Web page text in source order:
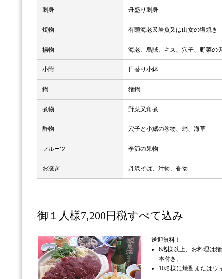
刺身 舟盛り刺身
焼物 有頭海老又岩魚又は山女の塩焼き
揚物 海老、烏賊、キス、穴子、野菜の
小附 日替り小鉢
鍋 猪鍋
煮物 野菜又角煮
酢物 穴子と小鰭の巻物、蛸、海草
フルーツ 季節の果物
お凌ぎ 丹沢そば、汁物、香物
御１人様7,200円税すべて込み
送迎無料！
6名様以上、お料理は
本付き。
10名様に焼酎またはウ